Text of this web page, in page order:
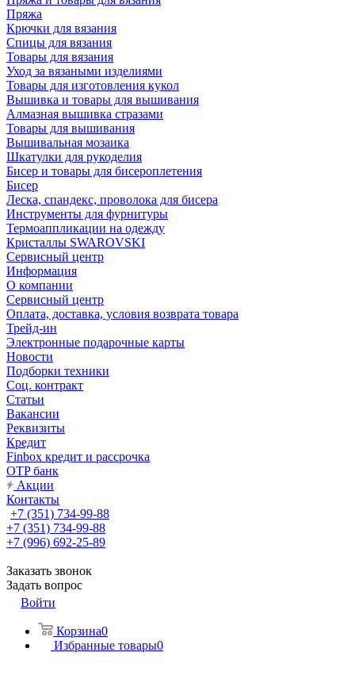
Пряжа
Крючки для вязания
Спицы для вязания
Товары для вязания
Уход за вязаными изделиями
Товары для изготовления кукол
Вышивка и товары для вышивания
Алмазная вышивка стразами
Товары для вышивания
Вышивальная мозаика
Шкатулки для рукоделия
Бисер и товары для бисероплетения
Бисер
Леска, спандекс, проволока для бисера
Инструменты для фурнитуры
Термоаппликации на одежду
Кристаллы SWAROVSKI
Сервисный центр
Информация
О компании
Сервисный центр
Оплата, доставка, условия возврата товара
Трейд-ин
Электронные подарочные карты
Новости
Подборки техники
Соц. контракт
Статьи
Вакансии
Реквизиты
Кредит
Finbox кредит и рассрочка
OTP банк
Акции
Контакты
+7 (351) 734-99-88
+7 (351) 734-99-88
+7 (996) 692-25-89
Заказать звонок
Задать вопрос
Войти
Корзина0
Избранные товары0